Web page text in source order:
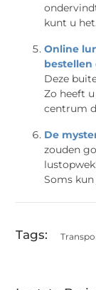
kunt u
Online
bestellen
Deze
Zo heeft
centrum
De
zouden
Soms
Tags: